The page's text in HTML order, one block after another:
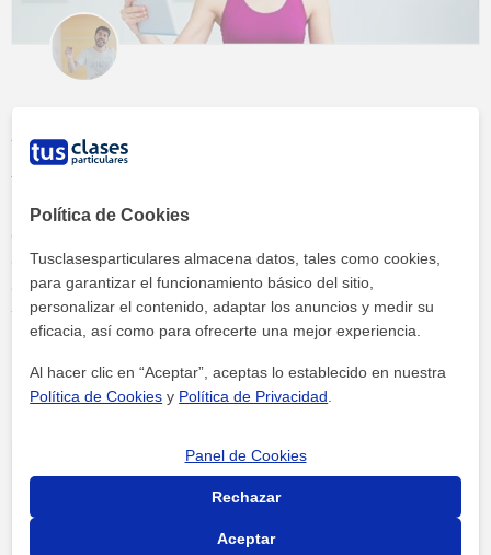
online?
Basta con escribir en Google o cualquier otro buscador “clases
ofrecen sesiones en línea de esta práctica milenaria. Sin
embargo, no todas son igual de fiables, ni ofrecen los mismos
tipos de yoga, ni cuentan con profesionales igual de preparados y
experimentados. Es por eso por lo que es tan importante realizar
un filtrado entre la oferta. Una labor que en Tusclasesparticulares
hac...
Política de Cookies
Tusclasesparticulares almacena datos, tales como cookies,
para garantizar el funcionamiento básico del sitio,
personalizar el contenido, adaptar los anuncios y medir su
eficacia, así como para ofrecerte una mejor experiencia.
Al hacer clic en “Aceptar”, aceptas lo establecido en nuestra
Política de Cookies y Política de Privacidad
Panel de Cookies
Rechazar
Aceptar